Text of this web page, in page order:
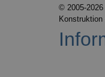
© 2005-2026
Konstruktion